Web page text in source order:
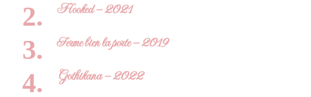
Hooked – 2021
Ferme bien la porte – 2019
Gothikana – 2022